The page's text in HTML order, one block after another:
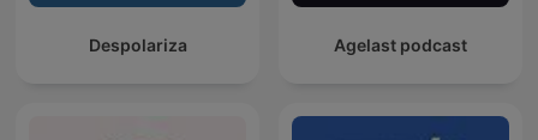
Despolariza Agelast podcast